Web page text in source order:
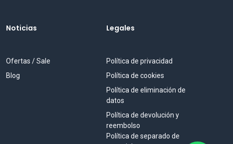
Noticias
Ofertas / Sale
Blog
Legales
Política de privacidad
Política de cookies
Política de eliminación de
datos
Política de devolución y
reembolso
Política de separado de